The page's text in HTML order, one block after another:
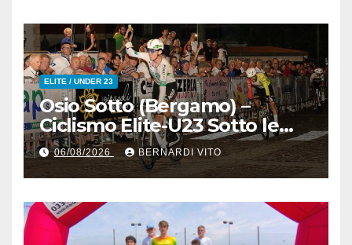
Colombano
ELITE / UNDER 23
Osio Sotto (Bergamo) –
Ciclismo Elite-U23 Sotto le
Stelle : Kevin Bertoncelli (SC
Padovani-Polo Cherry Bank)
su Andrea Biancalani
(Beltrami TSA Tre Colli)
06/08/2026 BERNARDI VITO